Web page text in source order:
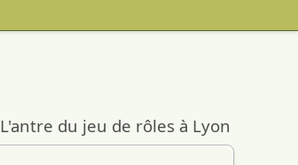
L'antre du jeu de rôles à Lyon